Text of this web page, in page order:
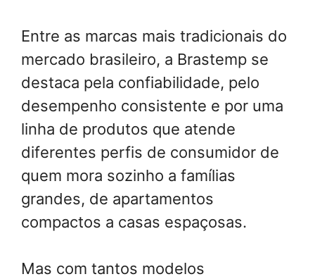
Entre as marcas mais tradicionais do
mercado brasileiro, a Brastemp se
destaca pela confiabilidade, pelo
desempenho consistente e por uma
linha de produtos que atende
diferentes perfis de consumidor de
quem mora sozinho a famílias
grandes, de apartamentos
compactos a casas espaçosas.
Mas com tantos modelos